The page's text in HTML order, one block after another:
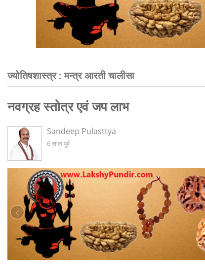
ज्योतिषशास्त्र :मन्त्र आरती चालीसा
नवग्रह स्तोत्र एवं जप लाभ
Sandeep Pulasttya
6 साल पूर्व
‹